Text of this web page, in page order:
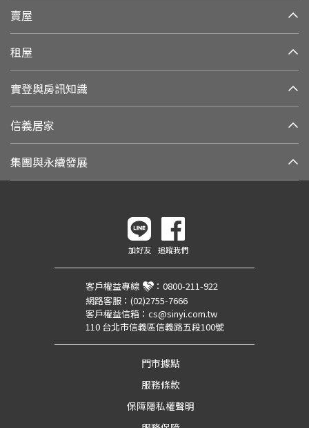
賣屋
租屋
實登與房訊知識
信義居家
集團與永續發展
加好友 追蹤我們
客戶權益專線 ： 0800-211-922
網路客服： (02)2755-7666
客戶權益信箱： cs@sinyi.com.tw
110 台北市信義區信義路五段100號
門市據點
服務條款
保障隱私權聲明